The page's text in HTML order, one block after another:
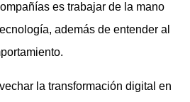
es trabajar de la mano
además de entender al
la transformación digital en